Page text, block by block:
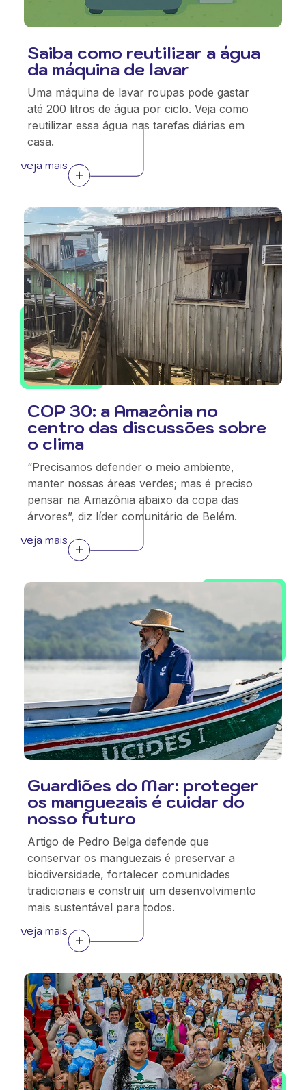
Saiba como reutilizar a água
da máquina de lavar
Uma máquina de lavar roupas pode gastar
até 200 litros de água por ciclo. Veja como
reutilizar essa água nas tarefas diárias em
casa.
veja mais
COP 30: a Amazônia no
centro das discussões sobre
o clima
“Precisamos defender o meio ambiente,
manter nossas áreas verdes; mas é preciso
pensar na Amazônia abaixo da copa das
árvores”, diz líder comunitário de Belém.
veja mais
Guardiões do Mar: proteger
os manguezais é cuidar do
nosso futuro
Artigo de Pedro Belga defende que
conservar os manguezais é preservar a
biodiversidade, fortalecer comunidades
tradicionais e construir um desenvolvimento
mais sustentável para todos.
veja mais